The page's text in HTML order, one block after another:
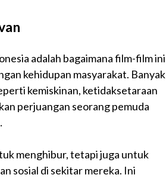
adalah bagaimana film-film ini
kehidupan masyarakat. Banyak
kemiskinan, ketidaksetaraan
perjuangan seorang pemuda
menghibur, tetapi juga untuk
sosial di sekitar mereka. Ini